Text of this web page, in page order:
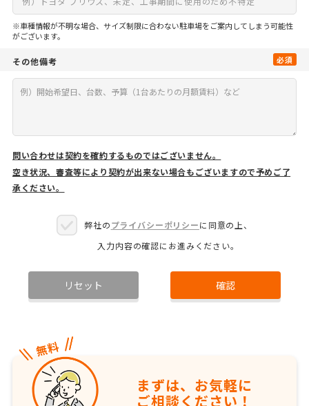
※車種情報が不明な場合、サイズ制限に合わない駐車場をご案内してしまう可能性
がございます。
その他備考 必須
問い合わせは契約を確約するものではございません。
空き状況、審査等により契約が出来ない場合もございますので予めご了
承ください。
弊社のプライバシーポリシーに同意の上、
入力内容の確認にお進みください。
リセット 確認
まずは、お気軽に
ご相談ください！